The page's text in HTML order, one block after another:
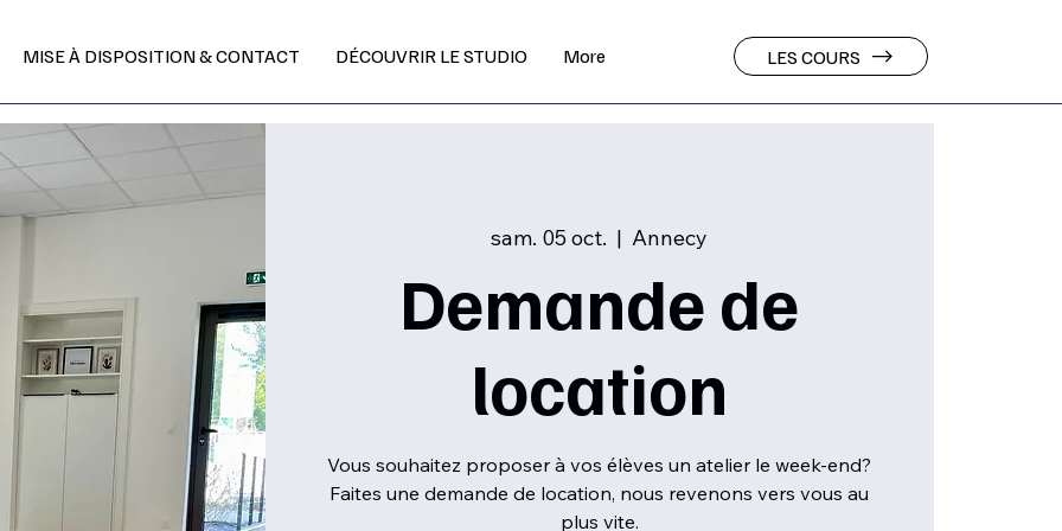
MISE À DISPOSITION & CONTACT DÉCOUVRIR LE STUDIO More LES COURS
sam. 05 oct.
  |
Annecy
Demande de
location
Vous souhaitez proposer à vos élèves un atelier le week-end?
Faites une demande de location, nous revenons vers vous au
plus vite.